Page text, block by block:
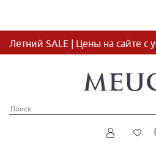
Летний SALE | Цены на сайте с